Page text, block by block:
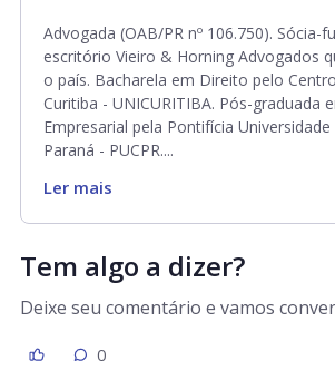
Advogada (OAB/PR nº 106.750). Sócia-
escritório Vieiro & Horning Advogados
o país. Bacharela em Direito pelo
Curitiba - UNICURITIBA. Pós-graduada
Empresarial pela Pontifícia
Paraná - PUCPR....
Ler mais
Tem algo a dizer?
Deixe seu comentário e vamos
0